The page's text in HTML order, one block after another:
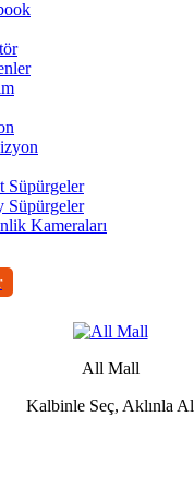
Süpürgeler
Süpürgeler
Kameraları
All Mall
Kalbinle Seç, Aklınla Al